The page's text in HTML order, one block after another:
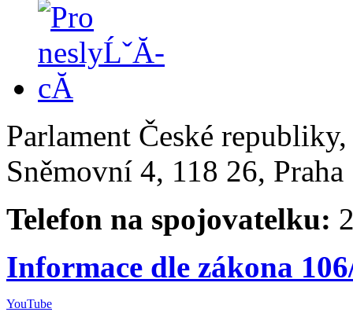
Parlament České
Sněmovní 4, 118 26,
Telefon na spojovatelku:
Informace dle zákona
YouTube